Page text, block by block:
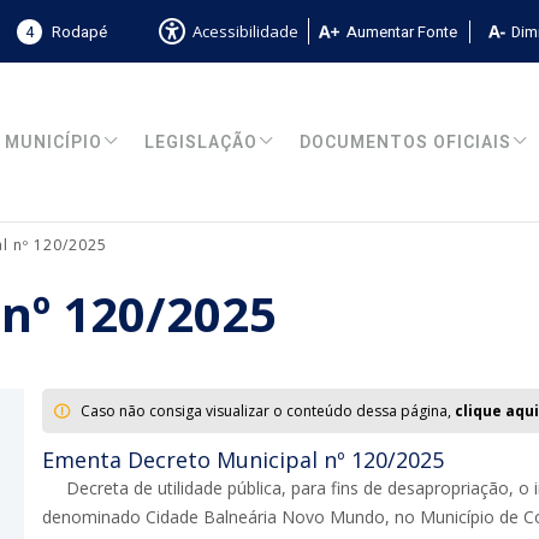
4 Rodapé Acessibilidade Aumentar Fonte
MUNICÍPIO LEGISLAÇÃO DOCUMENTOS OFICIAIS
nº 120/2025
120/2025
Caso não consiga visualizar o conteúdo dessa página, clique aqui
Ementa Decreto Municipal nº 120/2025
Decreta de utilidade pública, para fins de desapropriação,
denominado Cidade Balneária Novo Mundo, no Município de